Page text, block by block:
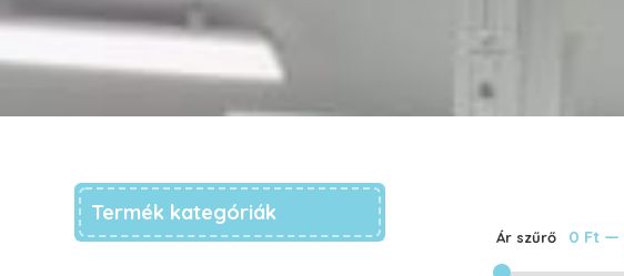
Ár szűrő 0 Ft —
Termék kategóriák